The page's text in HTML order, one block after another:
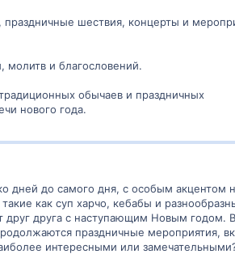
шествия, концерты и
и благословений.
обычаев и праздничных
нового года.
дней до самого дня, с особым акцентом
как суп харчо, кебабы и
друг друга с наступающим Новым годом. В
праздничные мероприятия,
интересными или